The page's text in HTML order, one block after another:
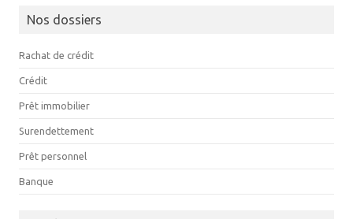
Nos dossiers
Rachat de crédit
Crédit
Prêt immobilier
Surendettement
Prêt personnel
Banque